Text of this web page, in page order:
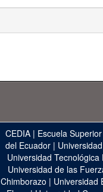
CEDIA | Escuela
del Ecuador|
Universidad Tecnológica
Universidad de las
Chimborazo | Universidad